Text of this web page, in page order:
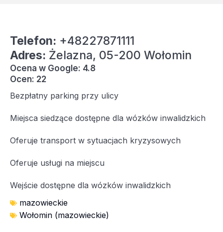
Telefon: +48227871111
Adres: Żelazna, 05-200 Wołomin
Ocena w Google: 4.8
Ocen: 22
Bezpłatny parking przy ulicy
Miejsca siedzące dostępne dla wózków inwalidzkich
Oferuje transport w sytuacjach kryzysowych
Oferuje usługi na miejscu
Wejście dostępne dla wózków inwalidzkich
mazowieckie
Wołomin (mazowieckie)